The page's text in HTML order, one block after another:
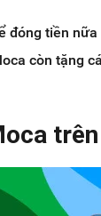
đóng tiền
còn tặng